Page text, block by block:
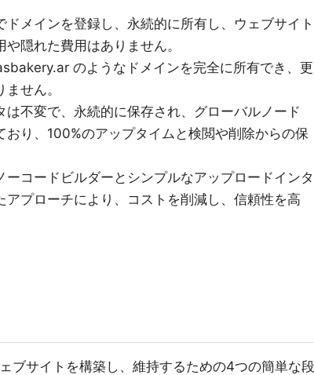
メインを登録し、永続的に所有し、ウェブサイト
隠れた費用はありません。
のようなドメインを完全に所有でき、更
せん。
不変で、永続的に保存され、グローバルノード
おり、100%のアップタイムと検閲や削除からの保
コードビルダーとシンプルなアップロードインタ
プローチにより、コストを削減し、信頼性を高
ブサイトを構築し、維持するための4つの簡単な段